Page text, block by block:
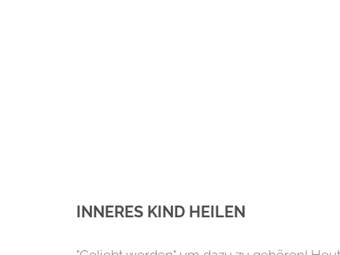
INNERES KIND HEILEN